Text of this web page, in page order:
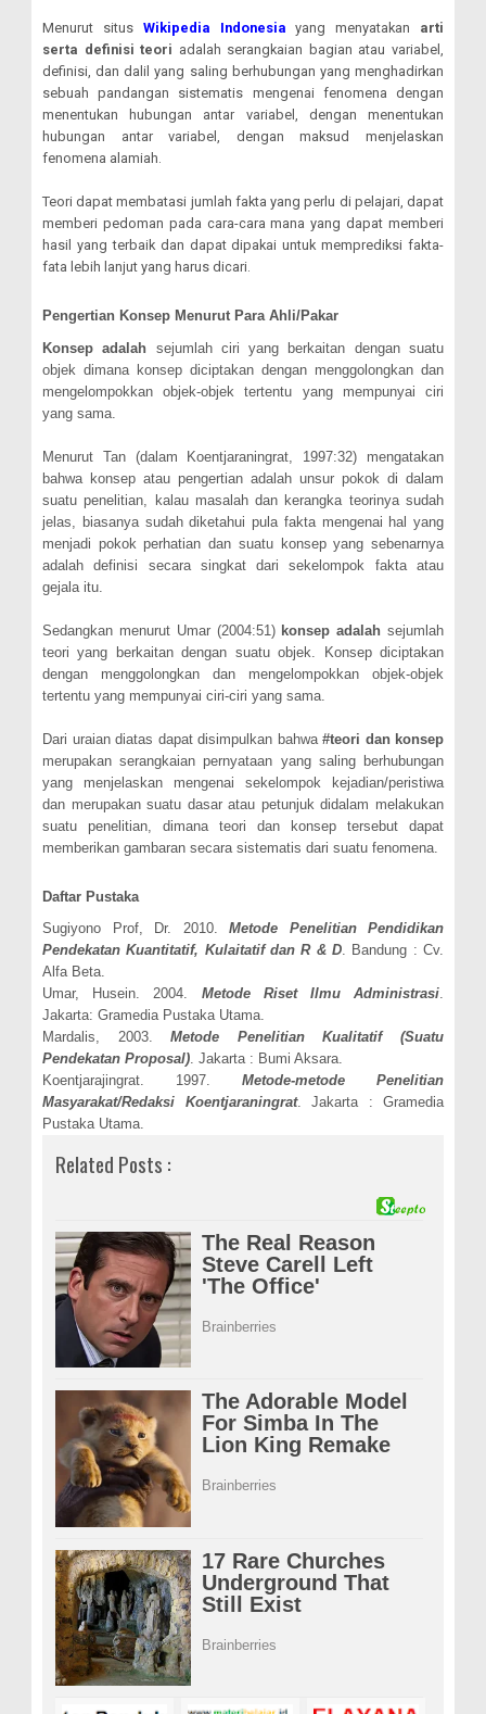
Menurut situs Wikipedia Indonesia yang menyatakan arti
serta definisi teori adalah serangkaian bagian atau variabel,
definisi, dan dalil yang saling berhubungan yang menghadirkan
sebuah pandangan sistematis mengenai fenomena dengan
menentukan hubungan antar variabel, dengan menentukan
hubungan antar variabel, dengan maksud menjelaskan
fenomena alamiah.
Teori dapat membatasi jumlah fakta yang perlu di pelajari, dapat
memberi pedoman pada cara-cara mana yang dapat memberi
hasil yang terbaik dan dapat dipakai untuk memprediksi fakta-
fata lebih lanjut yang harus dicari.
Pengertian Konsep Menurut Para Ahli/Pakar
Konsep adalah sejumlah ciri yang berkaitan dengan suatu
objek dimana konsep diciptakan dengan menggolongkan dan
mengelompokkan objek-objek tertentu yang mempunyai ciri
yang sama.
Menurut Tan (dalam Koentjaraningrat, 1997:32) mengatakan
bahwa konsep atau pengertian adalah unsur pokok di dalam
suatu penelitian, kalau masalah dan kerangka teorinya sudah
jelas, biasanya sudah diketahui pula fakta mengenai hal yang
menjadi pokok perhatian dan suatu konsep yang sebenarnya
adalah definisi secara singkat dari sekelompok fakta atau
gejala itu.
Sedangkan menurut Umar (2004:51) konsep adalah sejumlah
teori yang berkaitan dengan suatu objek. Konsep diciptakan
dengan menggolongkan dan mengelompokkan objek-objek
tertentu yang mempunyai ciri-ciri yang sama.
Dari uraian diatas dapat disimpulkan bahwa #teori dan konsep
merupakan serangkaian pernyataan yang saling berhubungan
yang menjelaskan mengenai sekelompok kejadian/peristiwa
dan merupakan suatu dasar atau petunjuk didalam melakukan
suatu penelitian, dimana teori dan konsep tersebut dapat
memberikan gambaran secara sistematis dari suatu fenomena.
Daftar Pustaka
Sugiyono Prof, Dr. 2010. Metode Penelitian Pendidikan
Pendekatan Kuantitatif, Kulaitatif dan R & D . Bandung : Cv.
Alfa Beta.
Umar, Husein. 2004. Metode Riset Ilmu Administrasi
Jakarta: Gramedia Pustaka Utama.
Mardalis, 2003.Metode Penelitian Kualitatif (Suatu
Pendekatan Proposal) . Jakarta : Bumi Aksara.
Koentjarajingrat. 1997. Metode-metode Penelitian
Masyarakat/Redaksi Koentjaraningrat. Jakarta : Gramedia
Pustaka Utama.
Related Posts :